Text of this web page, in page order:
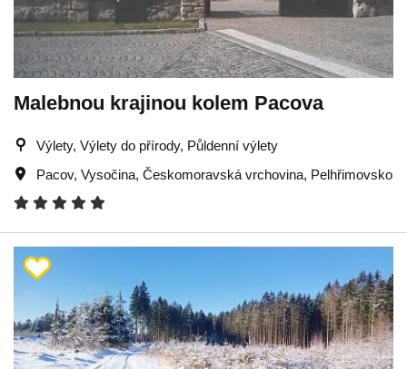
Malebnou krajinou kolem Pacova
Výlety, Výlety do přírody, Půldenní výlety
Pacov, Vysočina, Českomoravská vrchovina, Pelhřimovsko